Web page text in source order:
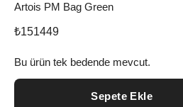
Artois PM Bag Green
₺151449
Bu ürün tek bedende mevcut.
Sepete Ekle